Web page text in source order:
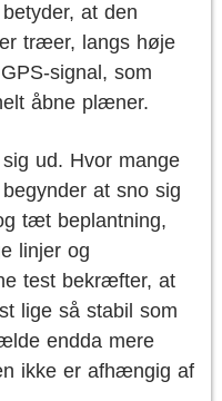
at den
træer, langs høje
signal, som
åbne plæner.
ud. Hvor mange
at sno sig
tæt beplantning,
linjer og
test bekræfter, at
lige så stabil som
endda mere
ikke er afhængig af